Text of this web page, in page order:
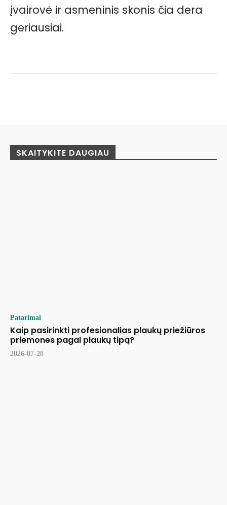
įvairovė ir asmeninis skonis čia dera
geriausiai.
SKAITYKITE DAUGIAU
Patarimai
Kaip pasirinkti profesionalias plaukų priežiūros
priemones pagal plaukų tipą?
2026-07-28